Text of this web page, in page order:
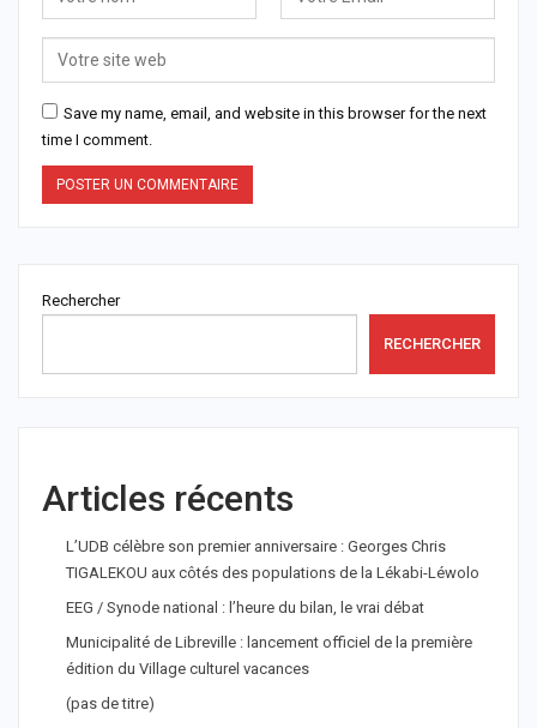
Save my name, email, and website in this browser for the next
time I comment.
Rechercher
RECHERCHER
Articles récents
L’UDB célèbre son premier anniversaire : Georges Chris
TIGALEKOU aux côtés des populations de la Lékabi-Léwolo
EEG / Synode national : l’heure du bilan, le vrai débat
Municipalité de Libreville : lancement officiel de la première
édition du Village culturel vacances
(pas de titre)